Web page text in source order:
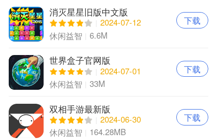
消灭星星旧版中文版
2024-07-12
休闲益智
6.6M
下载
世界盒子官网版
2024-07-01
休闲益智
33M
下载
双相手游最新版
2024-06-30
休闲益智
164.28MB
下载